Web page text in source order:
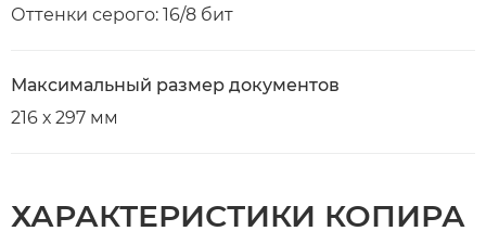
Оттенки серого: 16/8 бит
Максимальный размер документов
216 х 297 мм
ХАРАКТЕРИСТИКИ КОПИРА